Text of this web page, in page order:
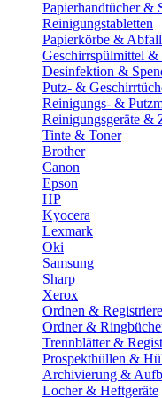
Papierhandtücher &
Reinigungstabletten
Papierkörbe &
Geschirrspülmittel &
Desinfektion &
Putz- &
Reinigungs- &
Reinigungsgeräte &
Tinte & Toner
Brother
Canon
Epson
HP
Kyocera
Lexmark
Oki
Samsung
Sharp
Xerox
Ordnen &
Ordner &
Trennblätter &
Prospekthüllen &
Archivierung &
Locher & Heftgeräte